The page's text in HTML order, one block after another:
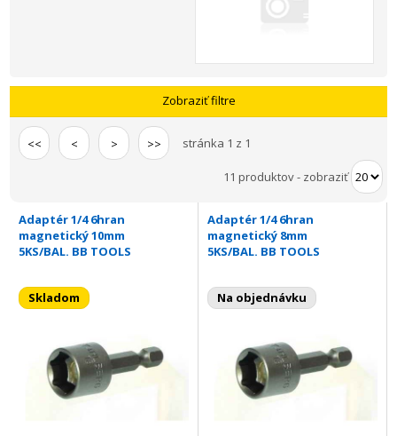
Zobraziť filtre
<< < > >> stránka 1 z 1
11 produktov- zobraziť
Adaptér 1/4 6hran
magnetický 10mm
5KS/BAL. BB TOOLS
Skladom
Adaptér 1/4 6hran
magnetický 8mm
5KS/BAL. BB TOOLS
Na objednávku